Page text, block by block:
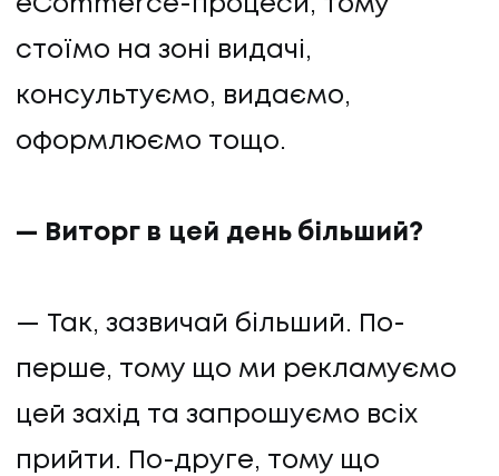
eСommerce-процеси, тому
стоїмо на зоні видачі,
консультуємо, видаємо,
оформлюємо тощо.
— Виторг в цей день більший?
— Так, зазвичай більший. По-
перше, тому що ми рекламуємо
цей захід та запрошуємо всіх
прийти. По-друге, тому що